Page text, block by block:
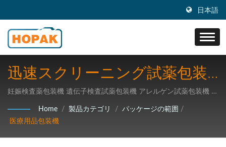
日本語
迅速スクリーニング試薬包装
機
妊娠検査薬包装機 遺伝子検査試薬包装機 アレルゲン試薬包装機 迅
速試薬包装機 / 虹興は、横型高速包装機と全自動包装ラインの設
計、研究開発、生産および販売事業に従事し、高度な技術の包装
機械の研究開発に注力しています。
Home / 製品カテゴリ / パッケージの範囲 /
医療用品包装機